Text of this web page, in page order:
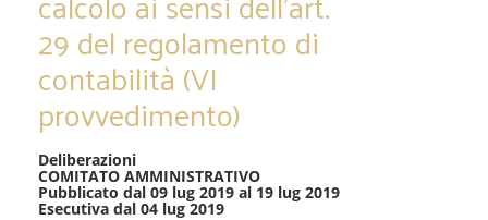
29 del regolamento di
contabilità (VI
provvedimento)
Deliberazioni
COMITATO AMMINISTRATIVO
Pubblicato dal 09 lug 2019 al 19 lug 2019
Esecutiva dal 04 lug 2019